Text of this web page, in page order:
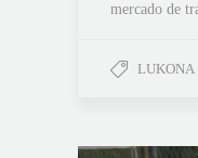
mercado de
LUKONA